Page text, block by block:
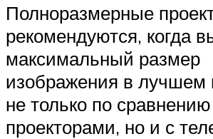
Полноразмерные
рекомендуются, когда
максимальный размер
изображения в лучшем
не только по
проекторами, но и с